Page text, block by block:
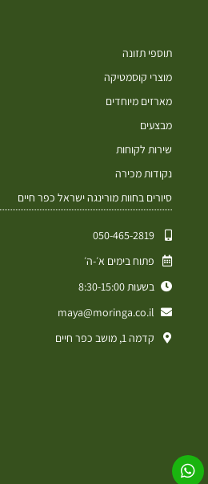
תוספי תזונה
מוצרי קוסמטיקה
מארזים מיוחדים
מבצעים
שירות לקוחות
נקודות מכירה
סיורים בחוות מורינגה ישראל כפר חיים
050-465-2819⁩
פתוח בימים א׳-ה׳
בשעות 8:30-15:00
maya@moringa.co.il
קדמה 1, מושב כפר חיים